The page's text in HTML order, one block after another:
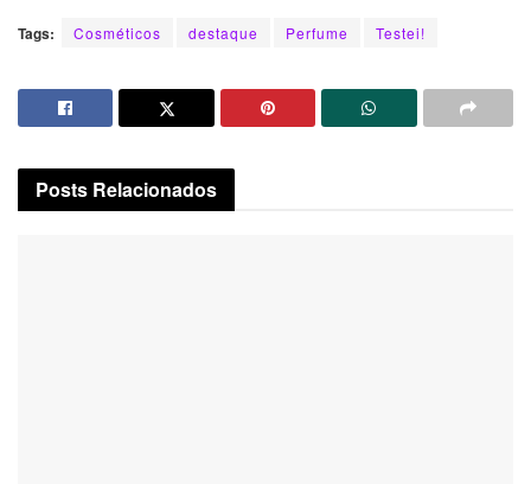
Tags: Cosméticos destaque Perfume Testei!
Posts Relacionados